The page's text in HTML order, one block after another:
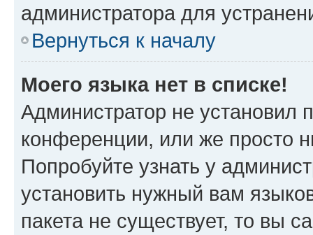
администратора для
Вернуться к началу
Моего языка нет в списке!
Администратор не установил
конференции, или же просто
Попробуйте узнать у
установить нужный вам
пакета не существует, то вы